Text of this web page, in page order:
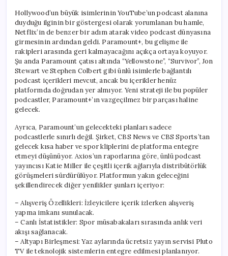
Hollywood’un büyük isimlerinin YouTube’un podcast alanına
duyduğu ilginin bir göstergesi olarak yorumlanan bu hamle,
Netflix’in de benzer bir adım atarak video podcast dünyasına
girmesinin ardından geldi. Paramount+, bu gelişme ile
rakipleri arasında geri kalmayacağını açıkça ortaya koyuyor.
Şu anda Paramount çatısı altında “Yellowstone”, “Survivor”, Jon
Stewart ve Stephen Colbert gibi ünlü isimlerle bağlantılı
podcast içerikleri mevcut, ancak bu içerikler henüz
platformda doğrudan yer almıyor. Yeni strateji ile bu popüler
podcastler, Paramount+’ın vazgeçilmez bir parçası haline
gelecek.
Ayrıca, Paramount’un gelecekteki planları sadece
podcastlerle sınırlı değil. Şirket, CBS News ve CBS Sports’tan
gelecek kısa haber ve spor kliplerini de platforma entegre
etmeyi düşünüyor. Axios’un raporlarına göre, ünlü podcast
yayıncısı Katie Miller ile çeşitli içerik ağlarıyla distribütörlük
görüşmeleri sürdürülüyor. Platformun yakın geleceğini
şekillendirecek diğer yenilikler şunları içeriyor:
– Alışveriş Özellikleri: İzleyicilere içerik izlerken alışveriş
yapma imkanı sunulacak.
– Canlı İstatistikler: Spor müsabakaları sırasında anlık veri
akışı sağlanacak.
– Altyapı Birleşmesi: Yaz aylarında ücretsiz yayın servisi Pluto
TV ile teknolojik sistemlerin entegre edilmesi planlanıyor.